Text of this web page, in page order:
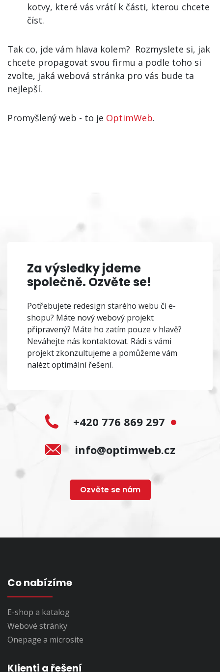
kotvy, které vás vrátí k části, kterou chcete
číst.
Tak co, jde vám hlava kolem? Rozmyslete si, jak
chcete propagovat svou firmu a podle toho si
zvolte, jaká webová stránka pro vás bude ta
nejlepší.
Promyšlený web - to je OptimWeb.
Za výsledky jdeme
společně. Ozvěte se!
Potřebujete redesign starého webu či e-
shopu? Máte nový webový projekt
připravený? Máte ho zatím pouze v hlavě?
Neváhejte nás kontaktovat. Rádi s vámi
projekt zkonzultujeme a pomůžeme vám
nalézt optimální řešení.
+420 776 869 297
info@optimweb.cz
Ozvěte se nám
Co nabízíme
E-shop a katalog
Webové stránky
Onepage a microsite
Klienti a řešení